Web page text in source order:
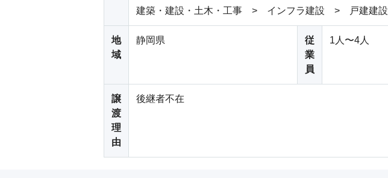
建築・建設・土木・工事 > インフラ建設 > 戸建建設
地
域
静岡県
従
業
員
1人〜4人
譲
渡
理
由
後継者不在